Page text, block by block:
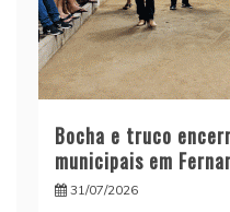
Bocha e truco
municipais em
31/07/2026